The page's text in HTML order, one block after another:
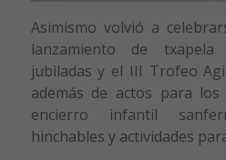
Asimismo volvió a
lanzamiento de
jubiladas y el III Trofeo
además de actos para
encierro infantil
hinchables y actividades